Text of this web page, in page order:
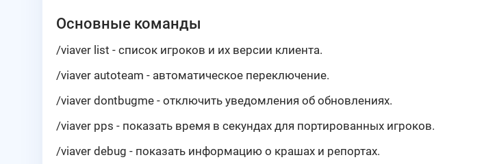
Основные команды
/viaver list - список игроков и их версии клиента.
/viaver autoteam - автоматическое переключение.
/viaver dontbugme - отключить уведомления об обновлениях.
/viaver pps - показать время в секундах для портированных игроков.
/viaver debug - показать информацию о крашах и репортах.